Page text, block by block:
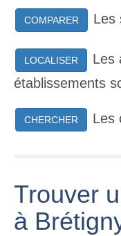
COMPARER Les
LOCALISER
Les
établissements
CHERCHER Les
Trouver
à